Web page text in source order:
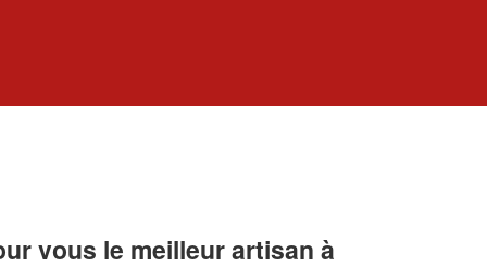
vous le meilleur artisan à